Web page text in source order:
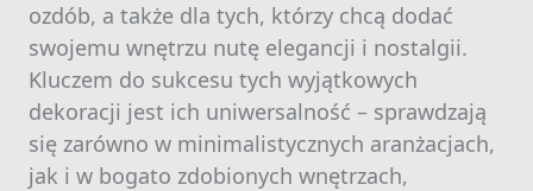
ozdób, a także dla tych, którzy chcą dodać
swojemu wnętrzu nutę elegancji i nostalgii.
Kluczem do sukcesu tych wyjątkowych
dekoracji jest ich uniwersalność – sprawdzają
się zarówno w minimalistycznych aranżacjach,
jak i w bogato zdobionych wnętrzach,